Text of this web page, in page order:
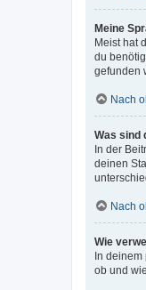
Meine
Meist hat
du
gefunden
Nach
Was sind
In der
deinen
Nach
Wie
In
ob und